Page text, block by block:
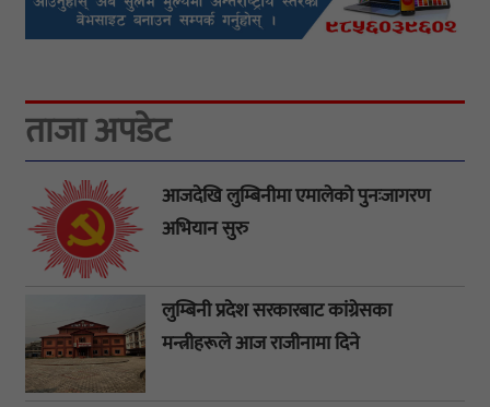
ताजा अपडेट
आजदेखि लुम्बिनीमा एमालेको पुनःजागरण
अभियान सुरु
लुम्बिनी प्रदेश सरकारबाट कांग्रेसका
मन्त्रीहरूले आज राजीनामा दिने